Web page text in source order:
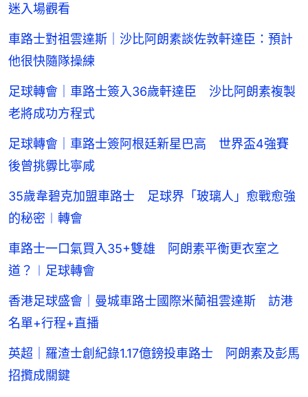
迷入場觀看
車路士對祖雲達斯｜沙比阿朗素談佐敦軒達臣：預計
他很快隨隊操練
足球轉會｜車路士簽入36歲軒達臣 沙比阿朗素複製
老將成功方程式
足球轉會｜車路士簽阿根廷新星巴高 世界盃4強賽
後曾挑釁比寧咸
35歲韋碧克加盟車路士 足球界「玻璃人」愈戰愈強
的秘密︱轉會
車路士一口氣買入35+雙雄 阿朗素平衡更衣室之
道？︱足球轉會
香港足球盛會｜曼城車路士國際米蘭祖雲達斯 訪港
名單+行程+直播
英超｜羅渣士創紀錄1.17億鎊投車路士 阿朗素及彭馬
招攬成關鍵